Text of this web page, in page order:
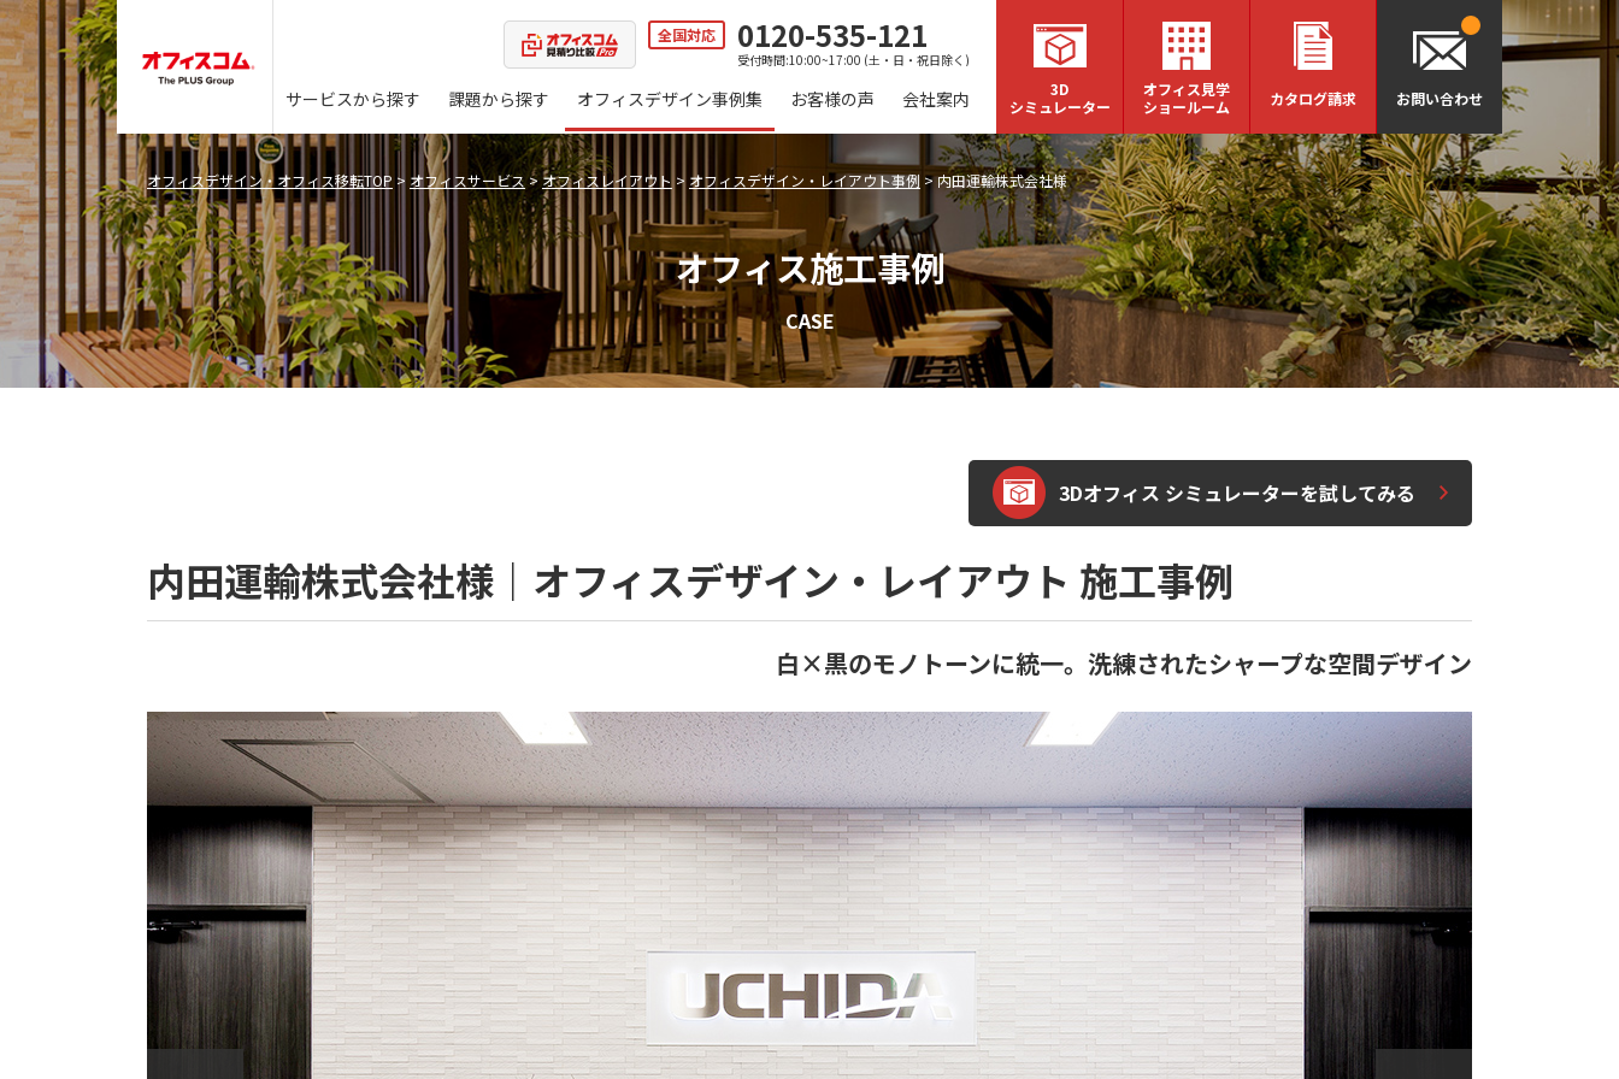
全国対応 0120-535-121
受付時間:10:00~17:00 (土・日・祝日除く)
サービスから探す 課題から探す オフィスデザイン事例集 お客様の声 会社案内
3D
シミュレーター
オフィス見学
ショールーム
カタログ請求 お問い合わせ
オフィスデザイン・オフィス移転TOP > オフィスサービス>オフィスレイアウト > オフィスデザイン・レイアウト事例 >内田運輸株式会社様
オフィス施工事例
CASE
3Dオフィス シミュレーターを試してみる
内田運輸株式会社様｜オフィスデザイン・レイアウト 施工事例
白×黒のモノトーンに統一。洗練されたシャープな空間デザイン